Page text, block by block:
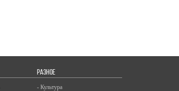
РАЗНОЕ
- Культура